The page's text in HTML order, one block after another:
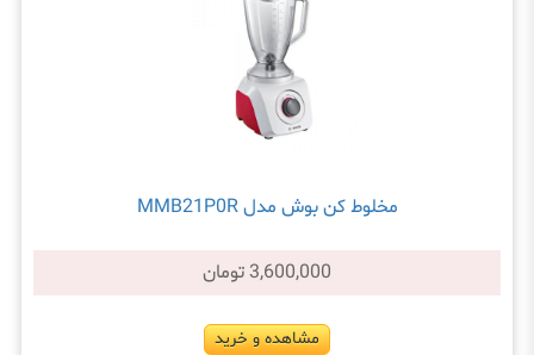
مخلوط کن بوش مدل MMB21P0R
3,600,000 تومان
مشاهده و خرید